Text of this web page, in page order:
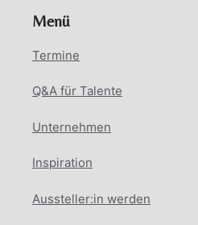
Menü
Termine
Q&A für Talente
Unternehmen
Inspiration
Aussteller:in werden